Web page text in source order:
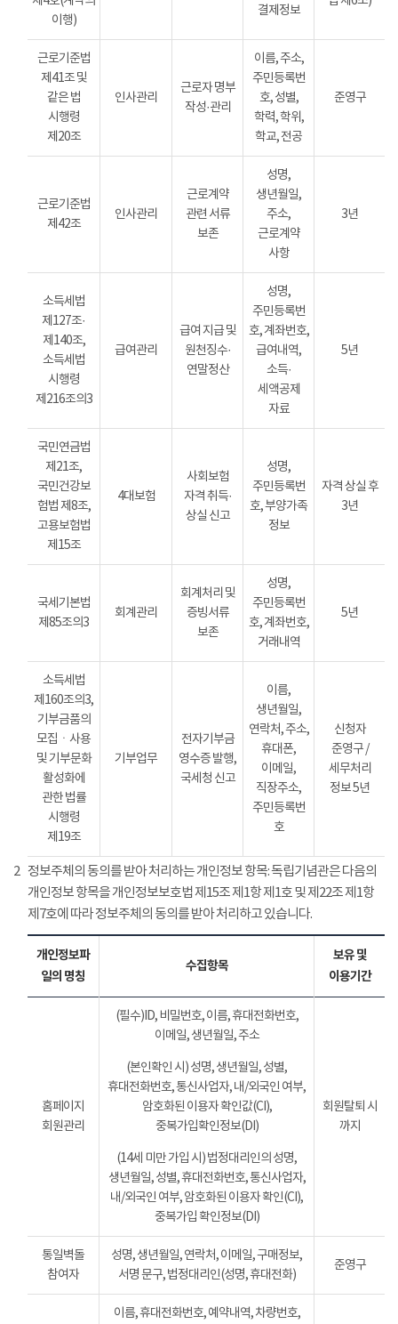
이행)
결제정보
근로기준법
제41조 및
같은 법
시행령
제20조
인사관리
근로자 명부
작성·관리
이름, 주소,
주민등록번
호, 성별,
학력, 학위,
학교, 전공
준영구
근로기준법
제42조
인사관리
근로계약
관련 서류
보존
성명,
생년월일,
주소,
근로계약
사항
3년
소득세법
제127조·
제140조,
소득세법
시행령
제216조의3
급여관리
급여 지급 및
원천징수·
연말정산
성명,
주민등록번
호, 계좌번호,
급여내역,
소득·
세액공제
자료
5년
국민연금법
제21조,
국민건강보
험법 제8조,
고용보험법
제15조
4대보험
사회보험
자격 취득·
상실 신고
성명,
주민등록번
호, 부양가족
정보
자격 상실 후
3년
국세기본법
제85조의3
회계관리
회계처리 및
증빙서류
보존
성명,
주민등록번
호, 계좌번호,
거래내역
5년
소득세법
제160조의3,
기부금품의
모집ㆍ사용
및 기부문화
활성화에
관한 법률
시행령
제19조
기부업무
전자기부금
영수증 발행,
국세청 신고
이름,
생년월일,
연락처, 주소,
휴대폰,
이메일,
직장주소,
주민등록번
호
신청자
준영구 /
세무처리
정보 5년
2 정보주체의 동의를 받아 처리하는 개인정보 항목: 독립기념관은 다음의
개인정보 항목을 개인정보보호법 제15조 제1항 제1호 및 제22조 제1항
제7호에 따라 정보주체의 동의를 받아 처리하고 있습니다.
개인정보파
일의 명칭
수집항목
보유 및
이용기간
홈페이지
회원관리
(필수)ID, 비밀번호, 이름, 휴대전화번호,
이메일, 생년월일, 주소
(본인확인 시) 성명, 생년월일, 성별,
휴대전화번호, 통신사업자, 내/외국인 여부,
암호화된 이용자 확인값(CI),
중복가입확인정보(DI)
(14세 미만 가입 시) 법정대리인의 성명,
생년월일, 성별, 휴대전화번호, 통신사업자,
내/외국인 여부, 암호화된 이용자 확인(CI),
중복가입 확인정보(DI)
회원탈퇴 시
까지
통일벽돌
참여자
성명, 생년월일, 연락처, 이메일, 구매정보,
서명 문구, 법정대리인(성명, 휴대전화)
준영구
이름, 휴대전화번호, 예약내역, 차량번호,